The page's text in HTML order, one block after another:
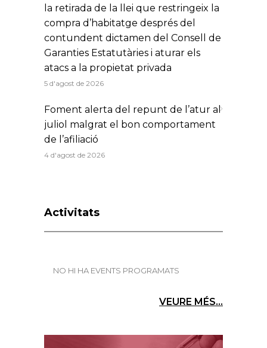
la retirada de la llei que restringeix la
compra d’habitatge després del
contundent dictamen del Consell de
Garanties Estatutàries i aturar els
atacs a la propietat privada
5 d'agost de 2026
Foment alerta del repunt de l’atur al
juliol malgrat el bon comportament
de l’afiliació
4 d'agost de 2026
Activitats
NO HI HA EVENTS PROGRAMATS
VEURE MÉS...